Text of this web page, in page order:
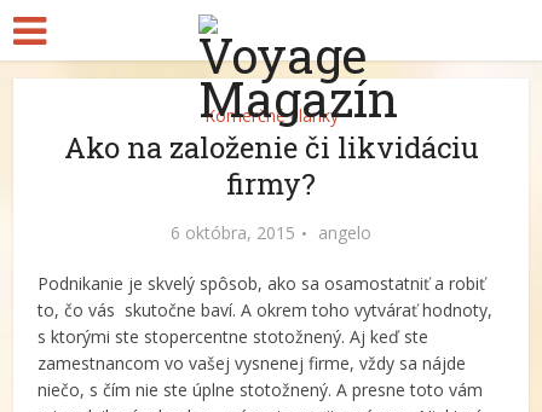
Komerčné články
Ako na založenie či likvidáciu
firmy?
6 októbra, 2015 angelo
Podnikanie je skvelý spôsob, ako sa osamostatniť a robiť
to, čo vás skutočne baví. A okrem toho vytvárať hodnoty,
s ktorými ste stopercentne stotožnený. Aj keď ste
zamestnancom vo vašej vysnenej firme, vždy sa nájde
niečo, s čím nie ste úplne stotožnený. A presne toto vám